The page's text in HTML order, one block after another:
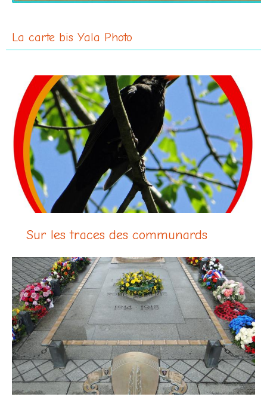
La carte bis Yala Photo
Sur les traces des communards